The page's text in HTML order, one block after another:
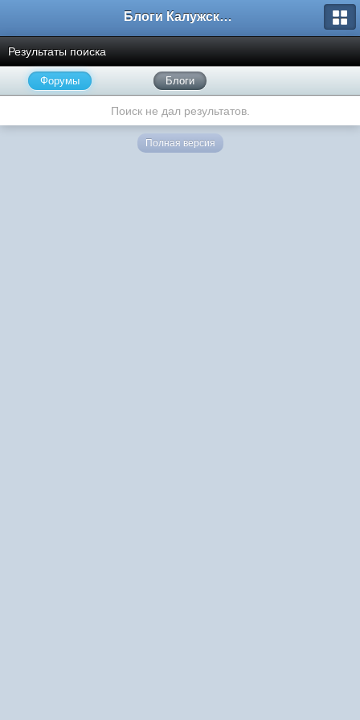
Блоги Калужского перекрестка
Результаты поиска
Форумы Блоги
Поиск не дал результатов.
Полная версия